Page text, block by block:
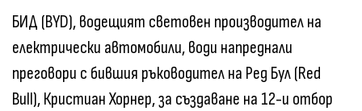
БИД (BYD), водещият световен производител на
електрически автомобили, води напреднали
преговори с бившия ръководител на Ред Бул (Red
Bull), Кристиан Хорнер, за създаване на 12-и отбор